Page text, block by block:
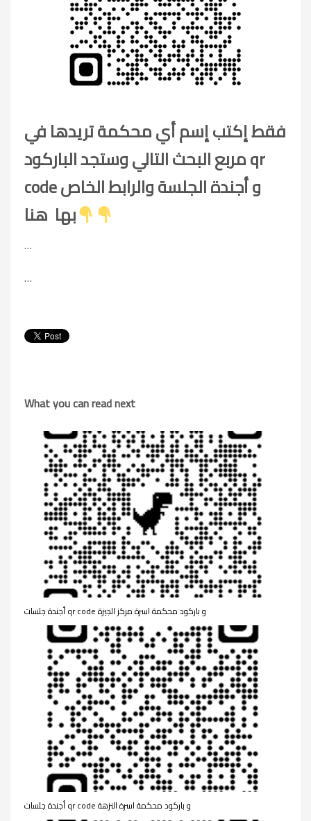
فقط إكتب إسم أي محكمة تريدها في
مربع البحث التالي وستجد الباركود qr
code و أجندة الجلسة والرابط الخاص
بها هنا
…
…
What you can read next
أجندة جلسات qr code و باركود محكمة اسرة مركز الجيزة
أجندة جلسات qr code و باركود محكمة اسرة النزهة